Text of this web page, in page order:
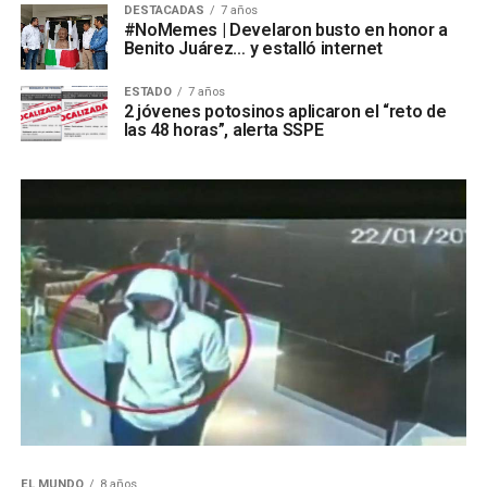
DESTACADAS 7 años
#NoMemes | Develaron busto en honor a
Benito Juárez… y estalló internet
ESTADO 7 años
2 jóvenes potosinos aplicaron el “reto de
las 48 horas”, alerta SSPE